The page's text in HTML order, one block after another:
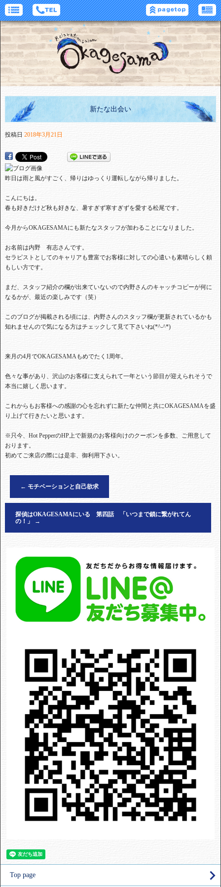
新たな出会い
投稿日 2018年3月21日
昨日は雨と風がすごく、帰りはゆっくり運転しながら帰りました。
こんにちは。
春も好きだけど秋も好きな、暑すぎず寒すぎずを愛する松尾です。
今月からOKAGESAMAにも新たなスタッフが加わることになりました。
お名前は内野 有志さんです。
セラピストとしてのキャリアも豊富でお客様に対しての心遣いも素晴らしく頼
もしい方です。
まだ、スタッフ紹介の欄が出来ていないので内野さんのキャッチコピーが何に
なるかが、最近の楽しみです（笑）
このブログが掲載される頃には、内野さんのスタッフ欄が更新されているかも
知れませんので気になる方はチェックして見て下さいね(*^-^*)
来月の4月でOKAGESAMAもめでたく1周年。
色々な事があり、沢山のお客様に支えられて一年という節目が迎えられそうで
本当に嬉しく思います。
これからもお客様への感謝の心を忘れずに新たな仲間と共にOKAGESAMAを盛
り上げて行きたいと思います。
※只今、Hot PepperのHP上で新規のお客様向けのクーポンを多数、ご用意して
おります。
初めてご来店の際には是非、御利用下さい。
← モチベーションと自己欲求
探偵はOKAGESAMAにいる 第四話 「いつまで鎖に繋がれてん
の！」
→
Top page